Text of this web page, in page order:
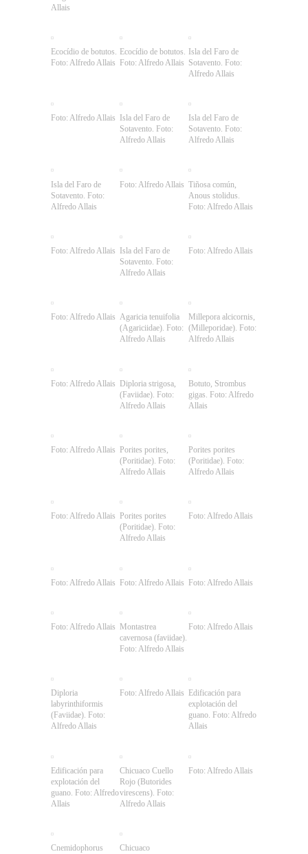
Allais
Ecocídio de botutos.
Foto: Alfredo Allais
Ecocídio de botutos.
Foto: Alfredo Allais
Isla del Faro de
Sotavento. Foto:
Alfredo Allais
Foto: Alfredo Allais
Isla del Faro de
Sotavento. Foto:
Alfredo Allais
Isla del Faro de
Sotavento. Foto:
Alfredo Allais
Isla del Faro de
Sotavento. Foto:
Alfredo Allais
Foto: Alfredo Allais Tiñosa común,
Anous stolidus.
Foto: Alfredo Allais
Foto: Alfredo Allais
Isla del Faro de
Sotavento. Foto:
Alfredo Allais
Foto: Alfredo Allais
Foto: Alfredo Allais Agaricia tenuifolia
(Agariciidae). Foto:
Alfredo Allais
Millepora alcicornis,
(Milleporidae). Foto:
Alfredo Allais
Foto: Alfredo Allais
Diploria strigosa,
(Faviidae). Foto:
Alfredo Allais
Botuto, Strombus
gigas. Foto: Alfredo
Allais
Foto: Alfredo Allais
Porites porites,
(Poritidae). Foto:
Alfredo Allais
Porites porites
(Poritidae). Foto:
Alfredo Allais
Foto: Alfredo Allais
Porites porites
(Poritidae). Foto:
Alfredo Allais
Foto: Alfredo Allais
Foto: Alfredo Allais Foto: Alfredo Allais Foto: Alfredo Allais
Foto: Alfredo Allais
Montastrea
cavernosa (faviidae).
Foto: Alfredo Allais
Foto: Alfredo Allais
Diploria
labyrinthiformis
(Faviidae). Foto:
Alfredo Allais
Foto: Alfredo Allais
Edificación para
explotación del
guano. Foto: Alfredo
Allais
Edificación para
explotación del
guano. Foto: Alfredo
Allais
Chicuaco Cuello
Rojo (Butorides
virescens). Foto:
Alfredo Allais
Foto: Alfredo Allais
Cnemidophorus
Chicuaco